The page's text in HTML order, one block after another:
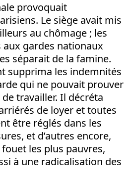
provoquait
Le siège avait mis
au chômage ; les
gardes nationaux
séparait de la famine.
supprima les indemnités
qui ne pouvait prouver
travailler. Il décréta
de loyer et toutes
être réglés dans les
et d’autres encore,
les plus pauvres,
à une radicalisation des